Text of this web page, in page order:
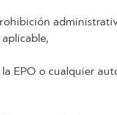
la EPO o cualquier